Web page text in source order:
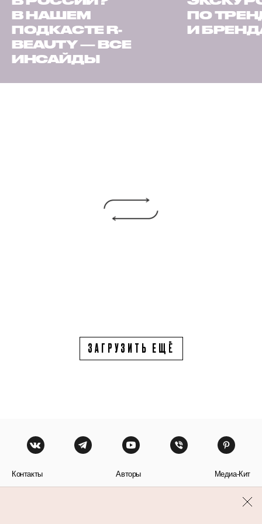
В НАШЕМ
ПОДКАСТЕ R-
BEAUTY — ВСЕ
ИНСАЙДЫ
ПО
И
ЗАГРУЗИТЬ ЕЩЁ
Контакты Авторы Медиа-Кит